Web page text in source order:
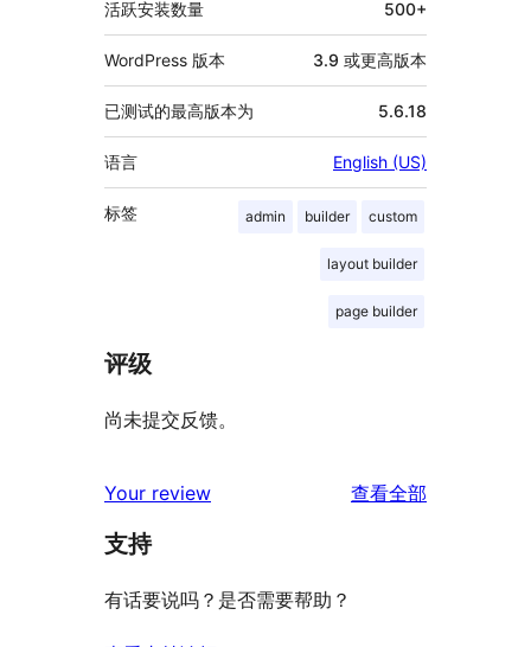
活跃安装数量 500+
WordPress 版本 3.9 或更高版本
已测试的最高版本为 5.6.18
语言 English (US)
标签 admin builder custom
layout builder
page builder
评级
尚未提交反馈。
Your review 查看全部
支持
有话要说吗？是否需要帮助？